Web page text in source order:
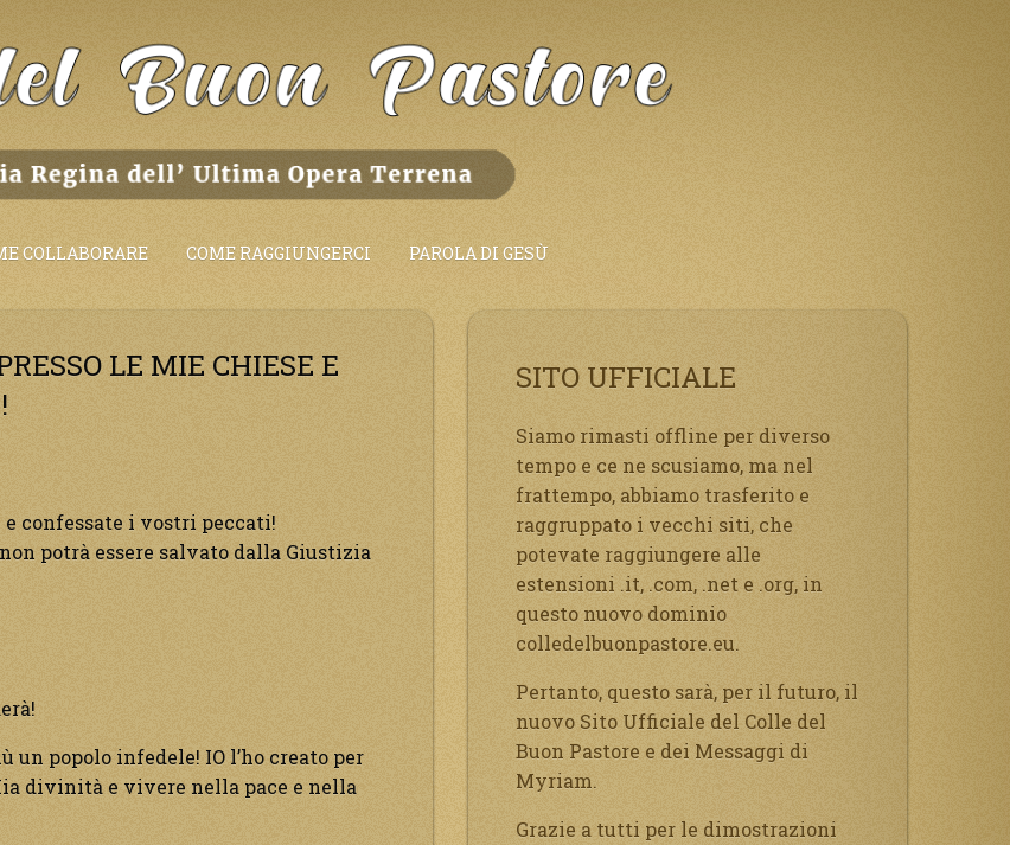
COLLABORARE COME RAGGIUNGERCI PAROLA DI GESÙ
LE MIE CHIESE E
confessate i vostri peccati!
potrà essere salvato dalla Giustizia
un popolo infedele! IO l’ho creato per
divinità e vivere nella pace e nella
SITO UFFICIALE
Siamo rimasti offline per diverso
tempo e ce ne scusiamo, ma nel
frattempo, abbiamo trasferito e
raggruppato i vecchi siti, che
potevate raggiungere alle
estensioni .it, .com, .net e .org, in
questo nuovo dominio
colledelbuonpastore.eu.
Pertanto, questo sarà, per il futuro, il
nuovo Sito Ufficiale del Colle del
Buon Pastore e dei Messaggi di
Myriam.
Grazie a tutti per le dimostrazioni